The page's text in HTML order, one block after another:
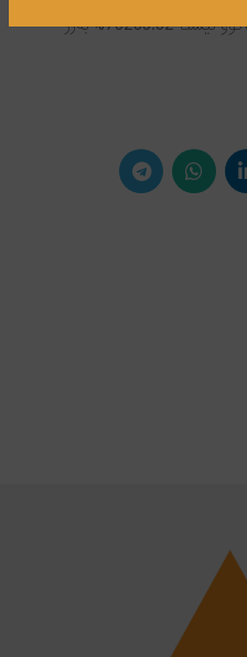
دەکرێت و لە سەرەتای دەرکەوتنی تاکوو ئێستا 73233.82% بەرز